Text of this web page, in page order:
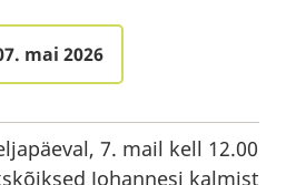
mai 2026
7. mail kell 12.00
Johannesi